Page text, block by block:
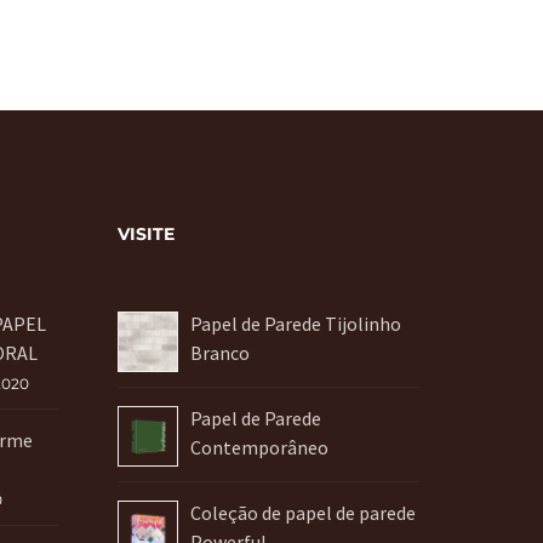
VISITE
Papel de Parede Tijolinho
Branco
Papel de Parede
Contemporâneo
Coleção de papel de parede